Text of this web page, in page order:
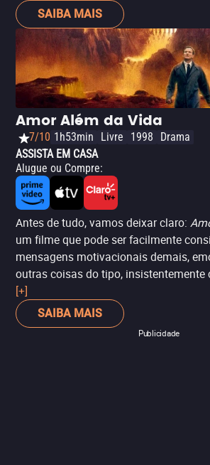
O Filme, acompanhamos um cineasta
respostas sobre a morte de sua filha
Kardec -- passando por Brasil, França
jornada de dor e de luto, mas também
esperança e de autoconhecimento
transformação desse protagonista-
também para as entrevistas
deixar qualquer seguidor do
inspirado.
SAIBA MAIS
Amor Além da Vida
7/10 1h53min Livre 1998
Drama
ASSISTA EM CASA
Alugue ou Compre:
Antes de tudo, vamos deixar claro:
um filme que pode ser facilmente
mensagens motivacionais demais,
outras coisas do tipo, insistentemente
pelo diretor Vincent Ward (
No entanto, não dá para dizer que esta
realmente tocante. Afinal, ao
[+]
SAIBA MAIS
Publicidade